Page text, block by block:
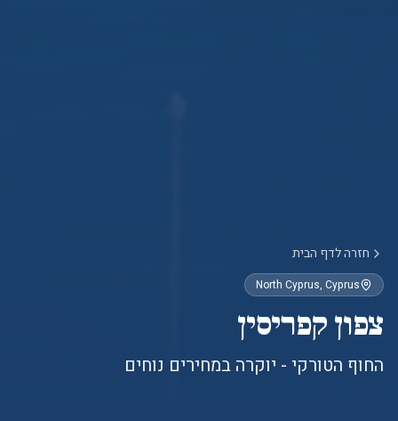
חזרה לדף הבית
North Cyprus, Cyprus
צפון קפריסין
החוף הטורקי - יוקרה במחירים נוחים